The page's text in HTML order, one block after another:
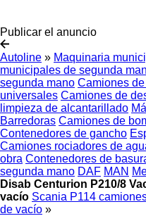
Publicar el anuncio
Autoline » Maquinaria
municipales de segunda
segunda mano Camiones
universales Camiones de
limpieza de alcantarillado
Barredoras Camiones de
Contenedores de gancho
Camiones rociadores de
obra Contenedores de
segunda mano DAF MAN
Disab Centurion P210/8
vacío Scania P114
de vacío »